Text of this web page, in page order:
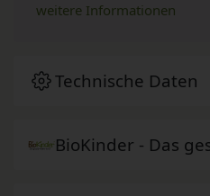
weitere Informationen
Technische Daten
BioKinder - Das